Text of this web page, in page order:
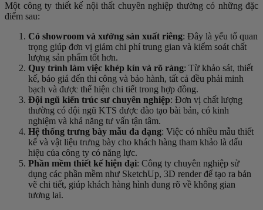
Một công ty thiết kế nội thất chuyên nghiệp thường có những đặc
điểm sau:
Có showroom và xưởng sản xuất riêng: Đây là yếu tố quan
trọng giúp đơn vị giảm chi phí trung gian và kiểm soát chất
lượng sản phẩm tốt hơn.
Quy trình làm việc khép kín và rõ ràng: Từ khảo sát, thiết
kế, báo giá đến thi công và bảo hành, tất cả đều phải minh
bạch và được thể hiện chi tiết trong hợp đồng.
Đội ngũ kiến trúc sư chuyên nghiệp: Đơn vị chất lượng
thường có đội ngũ KTS được đào tạo bài bản, có kinh
nghiệm và khả năng tư vấn tận tâm.
Hệ thống trưng bày mẫu đa dạng: Việc có nhiều mẫu thiết
kế và vật liệu trưng bày cho khách hàng tham khảo là dấu
hiệu của công ty có năng lực.
Phần mềm thiết kế hiện đại: Công ty chuyên nghiệp sử
dụng các phần mềm như SketchUp, 3D render để tạo ra bản
vẽ chi tiết, giúp khách hàng hình dung rõ về không gian
tương lai.